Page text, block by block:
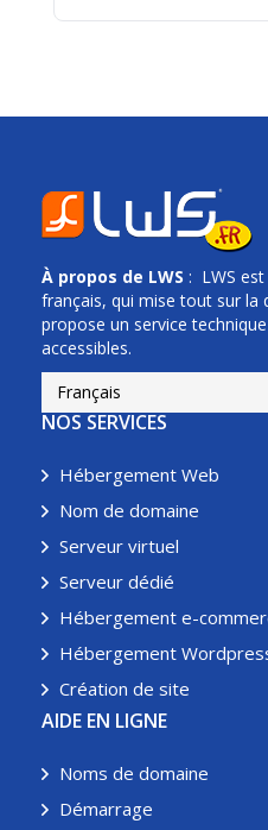
À propos de LWS : LWS
français, qui mise tout sur la
propose un service
accessibles.
Français
NOS SERVICES
Hébergement Web
Nom de domaine
Serveur virtuel
Serveur dédié
Hébergement e-
Hébergement
Création de site
AIDE EN LIGNE
Noms de domaine
Démarrage